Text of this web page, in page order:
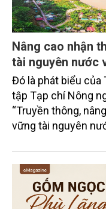
Nâng cao nhận
tài nguyên nước
Đó là phát biểu của
tập Tạp chí Nông
“Truyền thông,
vững tài nguyên
trường phối hợp
tỉnh Lai Châu tổ
hút sự tham gia
các đơn vị thuộc